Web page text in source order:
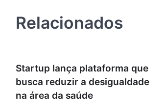
Relacionados
Startup lança plataforma que
busca reduzir a desigualdade
na área da saúde